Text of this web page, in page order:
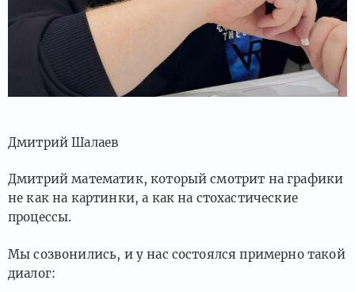
Дмитрий Шалаев
Дмитрий математик, который смотрит на графики
не как на картинки, а как на стохастические
процессы.
Мы созвонились, и у нас состоялся примерно такой
диалог: